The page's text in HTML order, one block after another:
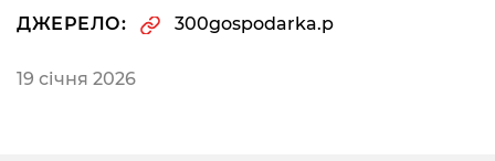
ДЖЕРЕЛО: 300gospodarka.p
19 січня 2026